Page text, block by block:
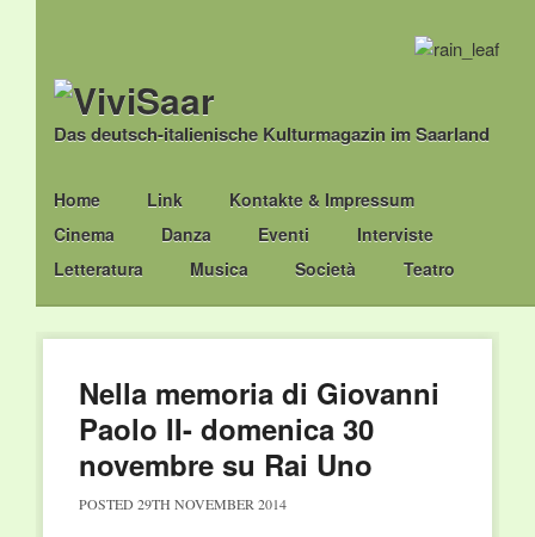
Das deutsch-italienische Kulturmagazin im Saarland
Main menu
Skip
to
content
Home Link
Kontakte & Impressum
Cinema
Danza Eventi
Interviste
Letteratura
Musica Società Teatro
Nella memoria di Giovanni
Paolo II- domenica 30
novembre su Rai Uno
POSTED 29TH NOVEMBER 2014